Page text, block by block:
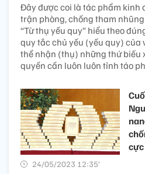
Đây được coi là tác phẩm kinh
trận phòng, chống tham
“Từ thụ yếu quy” hiểu theo
quy tắc chủ yếu (yếu quy) của
thể nhận (thụ) những thứ biếu
quyền cần luôn luôn tỉnh táo
cực
24/05/2023 12:35’